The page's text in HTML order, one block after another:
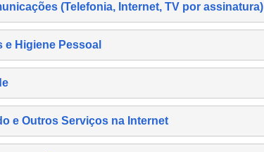
(Telefonia, Internet, TV por assinatura)
e Higiene Pessoal
e Outros Serviços na Internet